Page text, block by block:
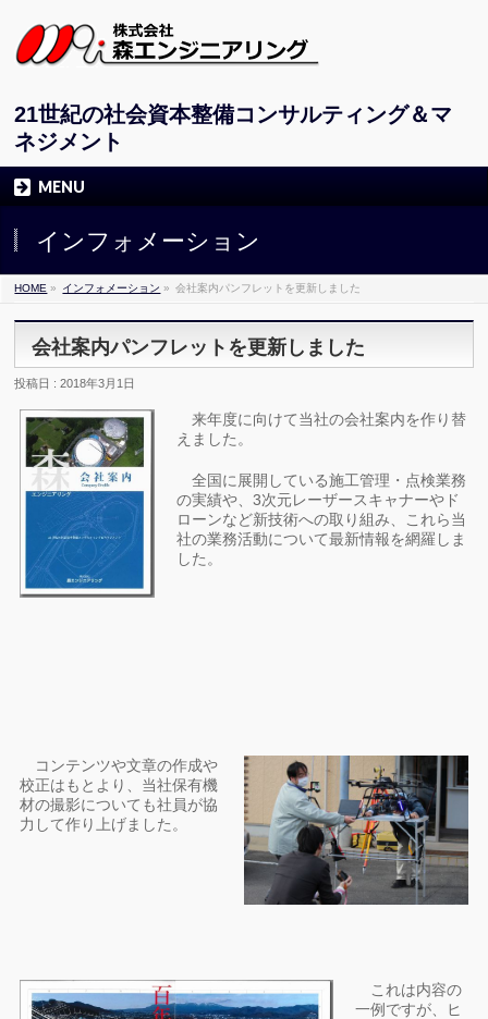
21世紀の社会資本整備コンサルティング＆マ
ネジメント
MENU
インフォメーション
HOME » インフォメーション » 会社案内パンフレットを更新しました
会社案内パンフレットを更新しました
投稿日 : 2018年3月1日
来年度に向けて当社の会社案内を作り替
えました。
全国に展開している施工管理・点検業務
の実績や、3次元レーザースキャナーやド
ローンなど新技術への取り組み、これら当
社の業務活動について最新情報を網羅しま
した。
コンテンツや文章の作成や
校正はもとより、当社保有機
材の撮影についても社員が協
力して作り上げました。
これは内容の
一例ですが、ヒ